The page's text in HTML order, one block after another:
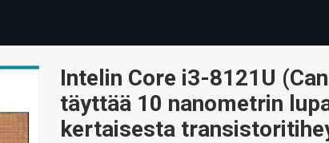
Intelin Core i3-8121U
täyttää 10 nanometrin
kertaisesta